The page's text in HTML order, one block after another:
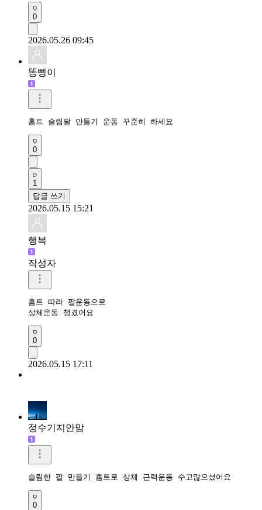
0
2026.05.26 09:45
똥삥이
홈트 슬림팔 만들기 운동 꾸준히 하세요
0
1
답글 쓰기
2026.05.15 15:21
행복
작성자
홈트 따라 팔운동으로
상체운동 챙겼어요
0
2026.05.15 17:11
정수기지안맘
슬림한 팔 만들기 홈트로 상체 근력운동 수고많으셨어요
0